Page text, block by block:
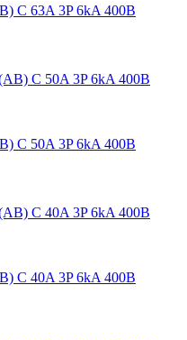
C 63A 3P 6kA 400В
C 50A 3P 6kA 400В
C 40A 3P 6kA 400В